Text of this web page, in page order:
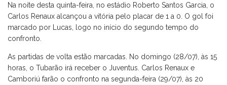
Na noite desta quinta-feira, no estádio Roberto Santos Garcia, o
Carlos Renaux alcançou a vitória pelo placar de 1 a 0. O gol foi
marcado por Lucas, logo no início do segundo tempo do
confronto.
As partidas de volta estão marcadas. No domingo (28/07), às 15
horas, o Tubarão irá receber o Juventus. Carlos Renaux e
Camboriú farão o confronto na segunda-feira (29/07), às 20